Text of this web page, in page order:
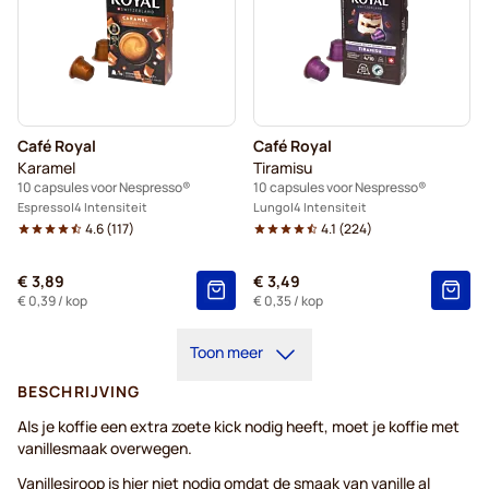
Café Royal
Karamel
10 capsules voor Nespresso®
Espresso 4 Intensiteit
4.6(117)
€ 3,89
€ 0,39/ kop
Café Royal
Tiramisu
10 capsules voor Nespresso®
Lungo 4 Intensiteit
4.1 (224)
€ 3,49
€ 0,35/ kop
Toon meer
BESCHRIJVING
Als je koffie een extra zoete kick nodig heeft, moet je koffie met
vanillesmaak overwegen.
Vanillesiroop is hier niet nodig omdat de smaak van vanille al